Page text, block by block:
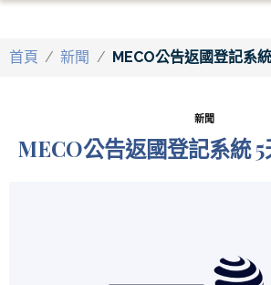
首頁 / 新聞 / MECO公告返國登記系
新聞
MECO公告返國登記系統